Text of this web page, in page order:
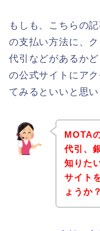
もしも、こちらの
の支払い方法に、
代引などがあるか
の公式サイトにア
てみるといいと思
MOTA
代引、
知りた
サイト
ょうか？